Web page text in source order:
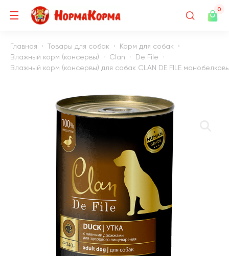
0
Главная Товары для собак
Корм для собак
Влажный корм (консервы)
Clan
De File
Влажный корм (консервы) для собак CLAN DE FILE